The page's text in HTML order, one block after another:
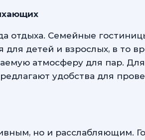
отдыха. Семейные
для детей и взрослых, в то
атмосферу для пар.
удобства для
но и расслабляющим.